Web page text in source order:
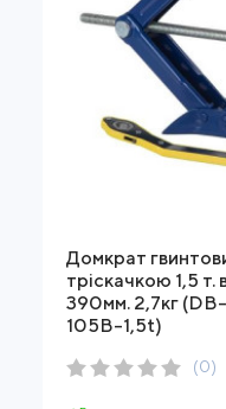
Домкрат
тріскачкою 1,5 т.
390мм. 2,7кг
105B-1,5t)
(0)